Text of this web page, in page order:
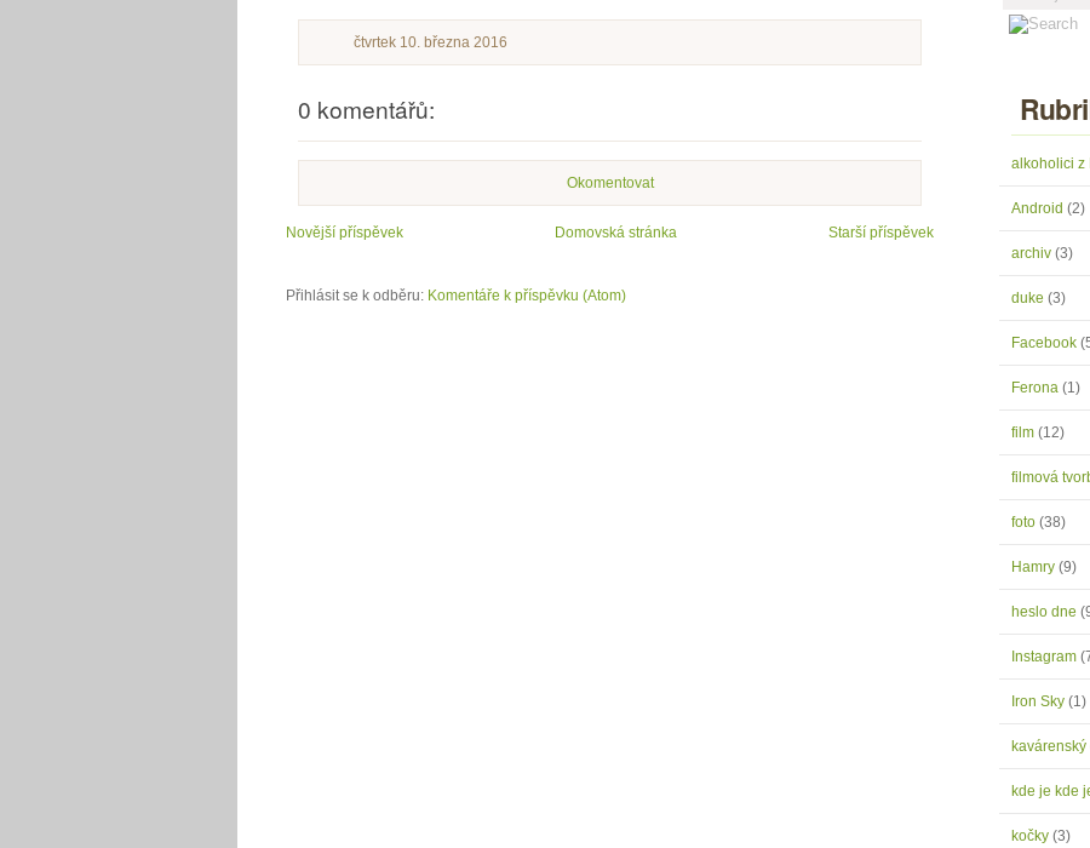
čtvrtek 10. března 2016
0 komentářů:
Okomentovat
Novější příspěvek Starší příspěvek
Domovská stránka
Přihlásit se k odběru: Komentáře k příspěvku (Atom)
alkoholici z
Android (2)
archiv (3)
duke (3)
Facebook
Ferona (1)
film (12)
filmová
foto (38)
Hamry (9)
heslo dne
Instagram
Iron Sky (1)
kde je kde
kočky (3)